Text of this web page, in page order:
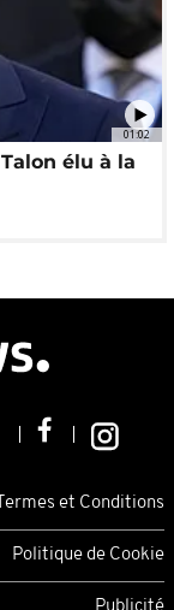
01:02
élu à la
Termes et Conditions
Politique de Cookie